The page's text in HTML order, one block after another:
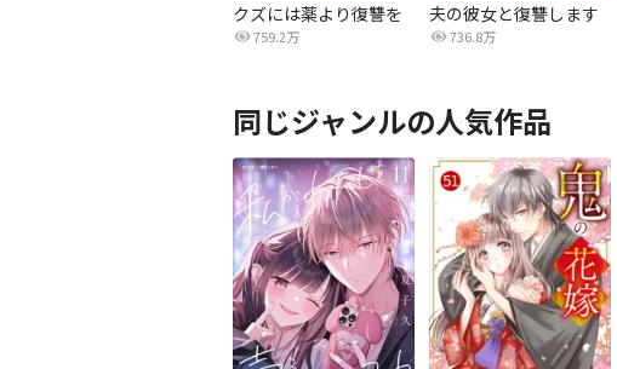
クズには薬より復讐を
759.2万
夫の彼女と復讐します
736.8万
同じジャンルの人気作品